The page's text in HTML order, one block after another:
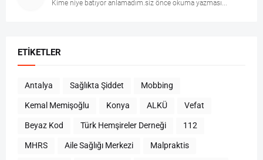
Kime niye batıyor anlamadım.siz önce okuma yazması...
ETIKETLER
Antalya Sağlıkta Şiddet Mobbing
Kemal Memişoğlu Konya ALKÜ Vefat
Beyaz Kod Türk Hemşireler Derneği 112
MHRS Aile Sağlığı Merkezi Malpraktis